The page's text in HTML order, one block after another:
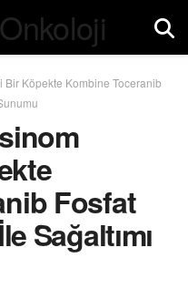
Köpekte Kombine Toceranib
Fosfat
Sağaltımı